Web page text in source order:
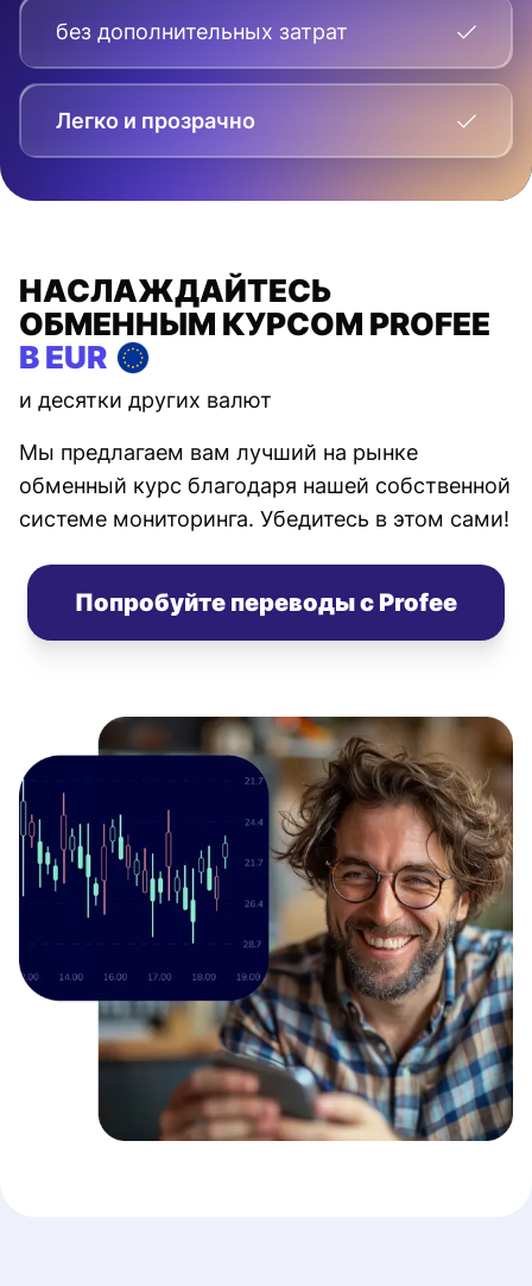
без дополнительных затрат
Легко и прозрачно
НАСЛАЖДАЙТЕСЬ
ОБМЕННЫМ КУРСОМ PROFEE
В EUR
и десятки других валют
Мы предлагаем вам лучший на рынке
обменный курс благодаря нашей собственной
системе мониторинга. Убедитесь в этом сами!
Попробуйте переводы с Profee